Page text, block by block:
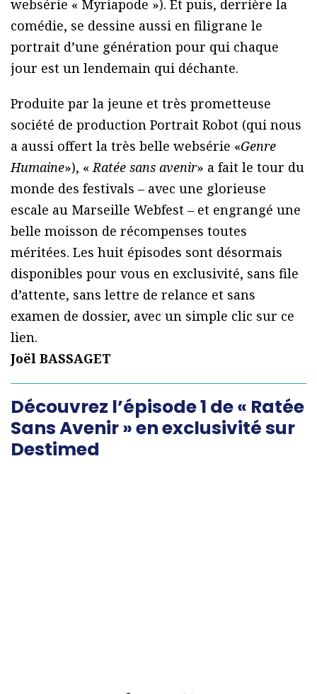
websérie « Myriapode »). Et puis, derrière la
comédie, se dessine aussi en filigrane le
portrait d’une génération pour qui chaque
jour est un lendemain qui déchante.
Produite par la jeune et très prometteuse
société de production Portrait Robot (qui nous
a aussi offert la très belle websérie «Genre
Humaine»), «Ratée sans avenir» a fait le tour du
monde des festivals – avec une glorieuse
escale au Marseille Webfest – et engrangé une
belle moisson de récompenses toutes
méritées. Les huit épisodes sont désormais
disponibles pour vous en exclusivité, sans file
d’attente, sans lettre de relance et sans
examen de dossier, avec un simple clic sur ce
lien.
Joël BASSAGET
Découvrez l’épisode 1 de « Ratée
Sans Avenir » en exclusivité sur
Destimed